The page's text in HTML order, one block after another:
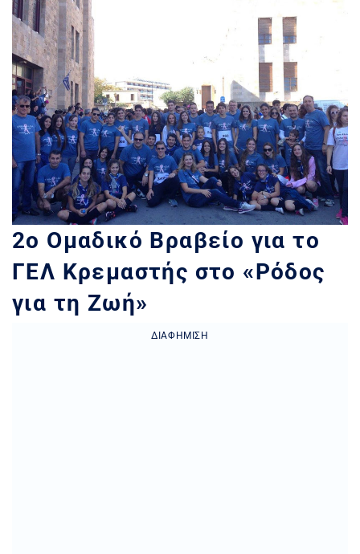
2ο Ομαδικό Βραβείο για το
ΓΕΛ Κρεμαστής στο «Ρόδος
για τη Ζωή»
ΔΙΑΦΉΜΙΣΗ